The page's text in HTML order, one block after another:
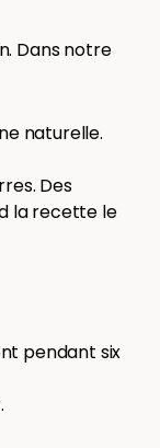
Dans notre
naturelle.
Des
la recette le
pendant six